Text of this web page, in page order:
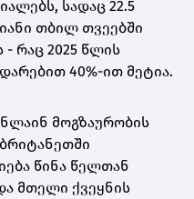
სადაც 22.5
თბილ თვეებში
- რაც 2025 წლის
40%-ით მეტია.
მოგზაურობის
წინა წელთან
მთელი ქვეყნის